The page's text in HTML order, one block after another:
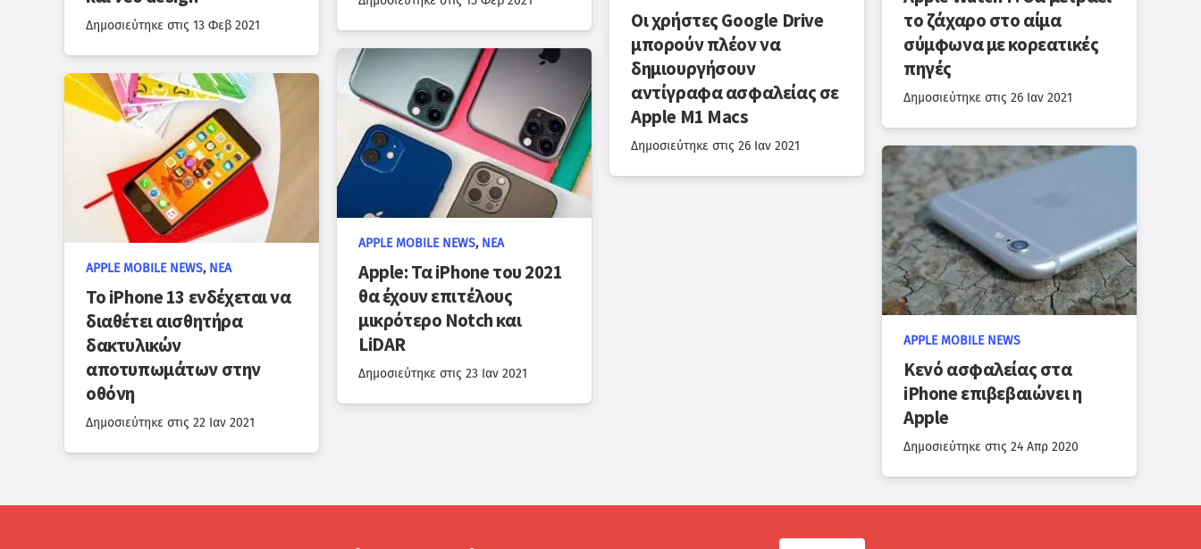
Δημοσιεύτηκε στις 13 Φεβ 2021
το ζάχαρο στο αίμα
σύμφωνα με κορεατικές
πηγές
Δημοσιεύτηκε στις 26 Ιαν 2021
Οι χρήστες Google Drive
μπορούν πλέον να
δημιουργήσουν
αντίγραφα ασφαλείας σε
Apple M1 Macs
Δημοσιεύτηκε στις 26 Ιαν 2021
APPLE MOBILE NEWS, ΝΈΑ
Apple: Τα iPhone του 2021
θα έχουν επιτέλους
μικρότερο Notch και
LiDAR
Δημοσιεύτηκε στις 23 Ιαν 2021
APPLE MOBILE NEWS, ΝΈΑ
Το iPhone 13 ενδέχεται να
διαθέτει αισθητήρα
δακτυλικών
αποτυπωμάτων στην
οθόνη
Δημοσιεύτηκε στις 22 Ιαν 2021
APPLE MOBILE NEWS
Κενό ασφαλείας στα
iPhone επιβεβαιώνει η
Apple
Δημοσιεύτηκε στις 24 Απρ 2020